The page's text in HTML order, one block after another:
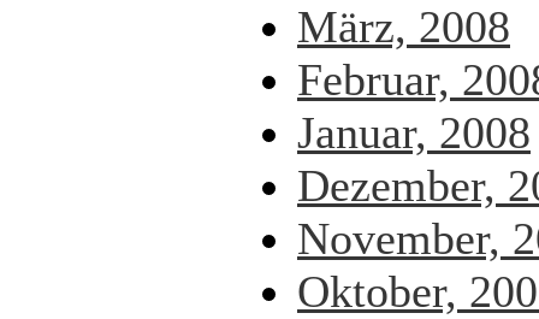
März, 2008
Februar,
Januar, 2008
Dezember,
November,
Oktober,